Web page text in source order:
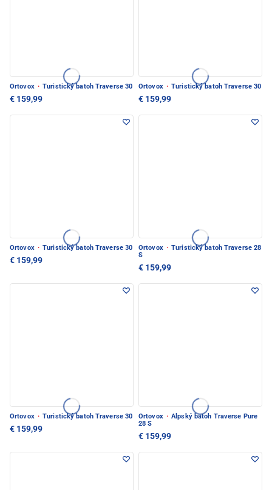
Ortovox · Turistický batoh Traverse 30
€ 159,99
Ortovox · Turistický batoh Traverse 30
€ 159,99
Ortovox · Turistický batoh Traverse 30
€ 159,99
Ortovox · Turistický batoh Traverse 28
S
€ 159,99
Ortovox · Turistický batoh Traverse 30
€ 159,99
Ortovox · Alpský batoh Traverse Pure
28 S
€ 159,99